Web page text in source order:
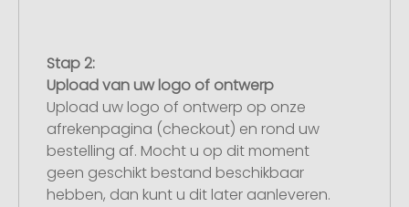
Stap 2:
Upload van uw logo of ontwerp
Upload uw logo of ontwerp op onze
afrekenpagina (checkout) en rond uw
bestelling af. Mocht u op dit moment
geen geschikt bestand beschikbaar
hebben, dan kunt u dit later aanleveren.